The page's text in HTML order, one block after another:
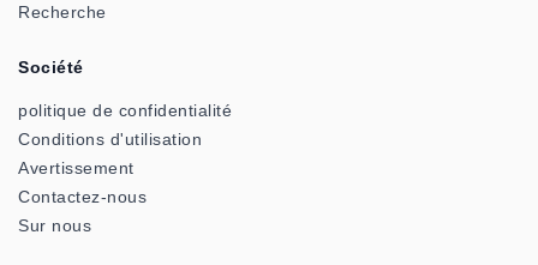
Recherche
Société
politique de confidentialité
Conditions d'utilisation
Avertissement
Contactez-nous
Sur nous